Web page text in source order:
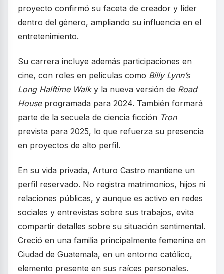
proyecto confirmó su faceta de creador y líder
dentro del género, ampliando su influencia en el
entretenimiento.
Su carrera incluye además participaciones en
cine, con roles en películas como Billy Lynn’s
Long Halftime Walky la nueva versión de Road
Houseprogramada para 2024. También formará
parte de la secuela de ciencia ficción Tron
prevista para 2025, lo que refuerza su presencia
en proyectos de alto perfil.
En su vida privada, Arturo Castro mantiene un
perfil reservado. No registra matrimonios, hijos ni
relaciones públicas, y aunque es activo en redes
sociales y entrevistas sobre sus trabajos, evita
compartir detalles sobre su situación sentimental.
Creció en una familia principalmente femenina en
Ciudad de Guatemala, en un entorno católico,
elemento presente en sus raíces personales.